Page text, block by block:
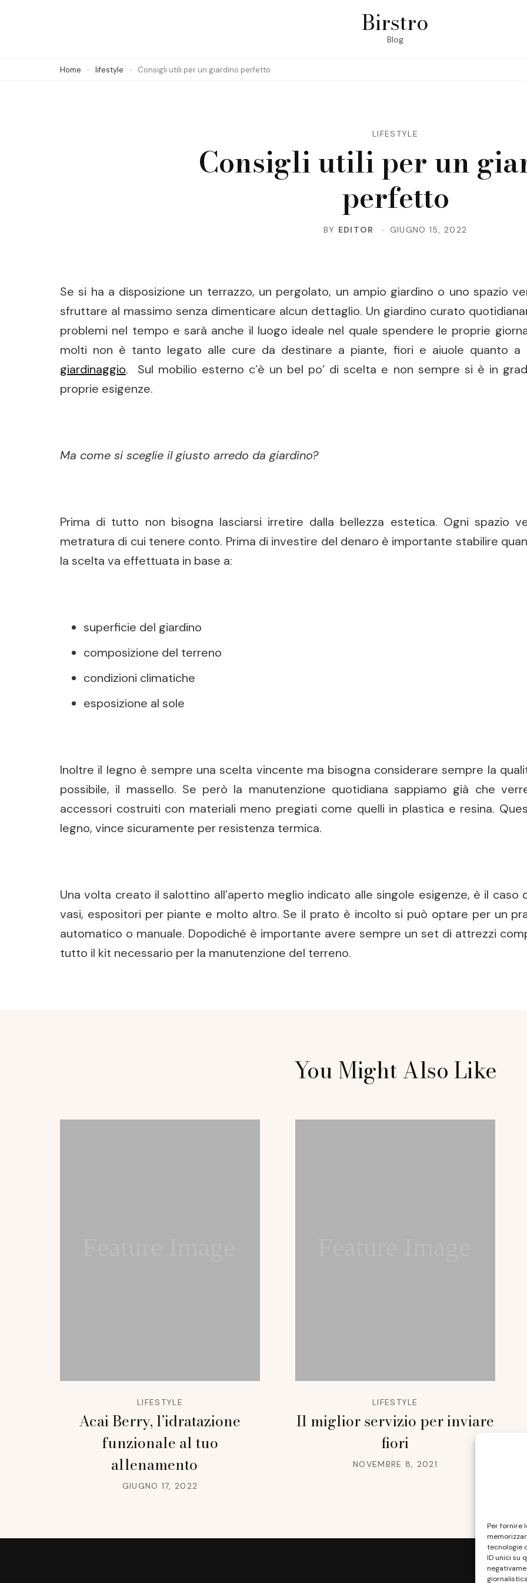
Per fornire
tecnologie
ID unici su
Birstro
Blog
Home lifestyle Consigli utili per un giardino perfetto
LIFESTYLE
Consigli utili per un
perfetto
BY EDITOR GIUGNO 15, 2022
Se si ha a disposizione un terrazzo, un pergolato, un ampio giardino o uno spazio
sfruttare al massimo senza dimenticare alcun dettaglio. Un giardino curato
problemi nel tempo e sarà anche il luogo ideale nel quale spendere le proprie
molti non è tanto legato alle cure da destinare a piante, fiori e aiuole quanto a
giardinaggio. Sul mobilio esterno c’è un bel po’ di scelta e non sempre si è in
proprie esigenze.
Ma come si sceglie il giusto arredo da giardino?
Prima di tutto non bisogna lasciarsi irretire dalla bellezza estetica. Ogni spazio
metratura di cui tenere conto. Prima di investire del denaro è importante stabilire
la scelta va effettuata in base a:
superficie del giardino
composizione del terreno
condizioni climatiche
esposizione al sole
Inoltre il legno è sempre una scelta vincente ma bisogna considerare sempre la
possibile, il massello. Se però la manutenzione quotidiana sappiamo già che
accessori costruiti con materiali meno pregiati come quelli in plastica e resina.
legno, vince sicuramente per resistenza termica.
Una volta creato il salottino all’aperto meglio indicato alle singole esigenze, è il
vasi, espositori per piante e molto altro. Se il prato è incolto si può optare per un
automatico o manuale. Dopodiché è importante avere sempre un set di attrezzi
tutto il kit necessario per la manutenzione del terreno.
You Might Also Like
LIFESTYLE
Acai Berry, l’idratazione
funzionale al tuo
allenamento
GIUGNO 17, 2022
LIFESTYLE
Il miglior servizio per inviare
fiori
NOVEMBRE 8, 2021